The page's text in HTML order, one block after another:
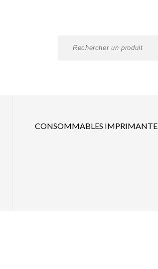
CONSOMMABLES IMPRIMANTE